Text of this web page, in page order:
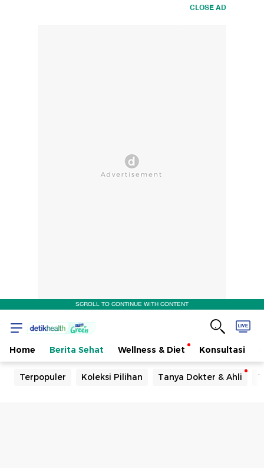
CLOSE AD
SCROLL TO CONTINUE WITH CONTENT
Home Berita Sehat Wellness & Diet Konsultasi
Terpopuler Koleksi Pilihan Tanya Dokter & Ahli